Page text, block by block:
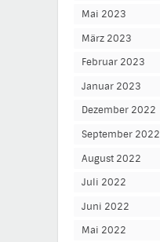
Mai 2023
März 2023
Februar 2023
Januar 2023
Dezember 2022
September 2022
August 2022
Juli 2022
Juni 2022
Mai 2022